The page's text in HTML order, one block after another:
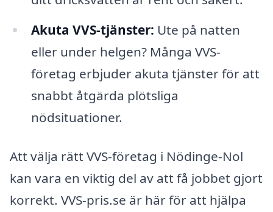
Akuta VVS-tjänster: Ute på natten
eller under helgen? Många VVS-
företag erbjuder akuta tjänster för att
snabbt åtgärda plötsliga
nödsituationer.
Att välja rätt VVS-företag i Nödinge-Nol
kan vara en viktig del av att få jobbet gjort
korrekt. VVS-pris.se är här för att hjälpa